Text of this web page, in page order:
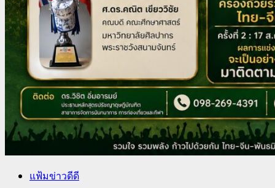
แฟ้มข่าวดีดี